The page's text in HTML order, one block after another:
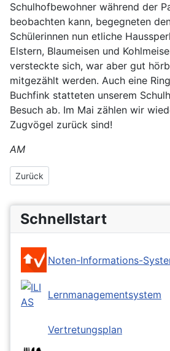
Schulhofbewohner während der
beobachten kann, begegneten
Schülerinnen nun etliche
Elstern, Blaumeisen und
versteckte sich, war aber gut
mitgezählt werden. Auch eine
Buchfink statteten unserem
Besuch ab. Im Mai zählen wir
Zugvögel zurück sind!
AM
Vorheriger Beitrag: Schulstunde der
Zurück
Schnellstart
Noten-Informations-
Lernmanagementsystem
Vertretungsplan